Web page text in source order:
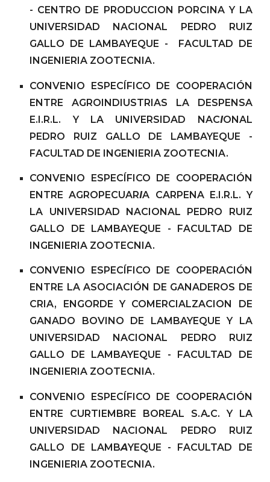
- CENTRO DE PRODUCCION PORCINA Y LA
UNIVERSIDAD NACIONAL PEDRO RUIZ
GALLO DE LAMBAYEQUE - FACULTAD DE
INGENIERIA ZOOTECNIA.
CONVENIO ESPECÍFICO DE COOPERACIÓN
ENTRE AGROINDIUSTRIAS LA DESPENSA
E.I.R.L. Y LA UNIVERSIDAD NACIONAL
PEDRO RUIZ GALLO DE LAMBAYEQUE -
FACULTAD DE INGENIERIA ZOOTECNIA.
CONVENIO ESPECÍFICO DE COOPERACIÓN
ENTRE AGROPECUARIA CARPENA E.I.R.L. Y
LA UNIVERSIDAD NACIONAL PEDRO RUIZ
GALLO DE LAMBAYEQUE - FACULTAD DE
INGENIERIA ZOOTECNIA.
CONVENIO ESPECÍFICO DE COOPERACIÓN
ENTRE LA ASOCIACIÓN DE GANADEROS DE
CRIA, ENGORDE Y COMERCIALZACION DE
GANADO BOVINO DE LAMBAYEQUE Y LA
UNIVERSIDAD NACIONAL PEDRO RUIZ
GALLO DE LAMBAYEQUE - FACULTAD DE
INGENIERIA ZOOTECNIA.
CONVENIO ESPECÍFICO DE COOPERACIÓN
ENTRE CURTIEMBRE BOREAL S.A.C. Y LA
UNIVERSIDAD NACIONAL PEDRO RUIZ
GALLO DE LAMBAYEQUE - FACULTAD DE
INGENIERIA ZOOTECNIA.